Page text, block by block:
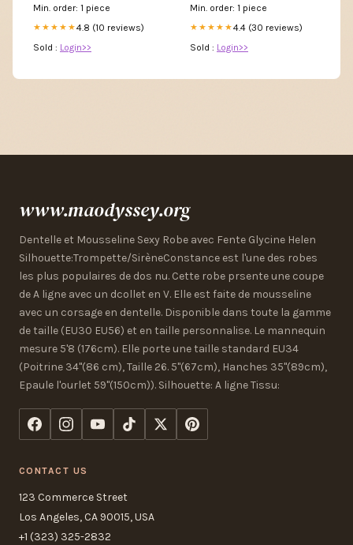
Min. order: 1 piece
★★★★★4.8 (10 reviews)
Sold : Login>>
Min. order: 1 piece
★★★★★4.4 (30 reviews)
Sold : Login>>
www.maodyssey.org
Dentelle et Mousseline Sexy Robe avec Fente Glycine Helen
Silhouette:Trompette/SirèneConstance est l'une des robes
les plus populaires de dos nu. Cette robe prsente une coupe
de A ligne avec un dcollet en V. Elle est faite de mousseline
avec un corsage en dentelle. Disponible dans toute la gamme
de taille (EU30 EU56) et en taille personnalise. Le mannequin
mesure 5'8 (176cm). Elle porte une taille standard EU34
(Poitrine 34"(86 cm), Taille 26. 5"(67cm), Hanches 35"(89cm),
Epaule l'ourlet 59"(150cm)). Silhouette: A ligne Tissu:
CONTACT US
123 Commerce Street
Los Angeles, CA 90015, USA
+1 (323) 325-2832